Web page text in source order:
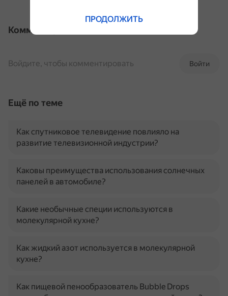
Комментарии
Войти
Войдите, чтобы комментировать
Ещё по теме
Как спутниковое телевидение повлияло на
развитие телевизионной индустрии?
Каковы преимущества использования солнечных
панелей в автомобиле?
Какие необычные специи используются в
молекулярной кухне?
Как жидкий азот используется в молекулярной
кухне?
Как пищевой пенообразователь Bubble Drops
ПРОДОЛЖИТЬ